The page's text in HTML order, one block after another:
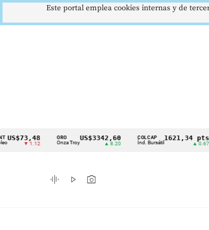
Cintillo
indicadores
económicos
▼ 1.12
ORO
Onza Troy
US$3342,60 COLCAP
Índ. Bursátil
1621,34 pts
graphic_eq play_arrow photo_camera
Este portal emplea cookies internas y de